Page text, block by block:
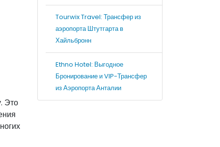
Это
Tourwix Travel: Трансфер из
аэропорта Штутгарта в
Хайльбронн
Ethno Hotel: Выгодное
Бронирование и VIP-Трансфер
из Аэропорта Анталии